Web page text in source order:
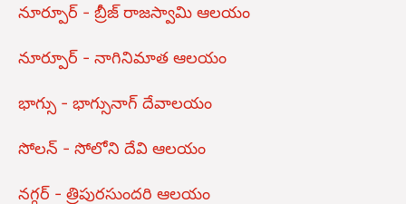
నూర్పూర్ - బ్రీజ్ రాజస్వామి ఆలయం
నూర్పూర్ - నాగినిమాత ఆలయం
భాగ్సు - భాగ్సునాగ్ దేవాలయం
సోలన్ - సోలోని దేవి ఆలయం
నగ్గర్ - త్రిపురసుందరి ఆలయం